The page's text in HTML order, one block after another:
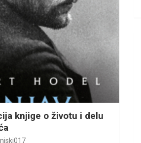
knjige o životu i delu